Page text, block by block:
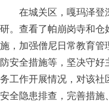
在城关区，嘎玛泽登深
研。查看了帕崩岗寺和仓
施，加强僧尼日常教育管
防安全措施等，坚决守
务工作开展情况，对该社
安全隐患排查，完善措施